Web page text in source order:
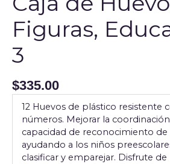
Figuras,
3
$335.00
12 Huevos de plástico resistente
números. Mejorar la
capacidad de reconocimiento de
ayudando a los niños
clasificar y emparejar. Disfrute de
cantidad